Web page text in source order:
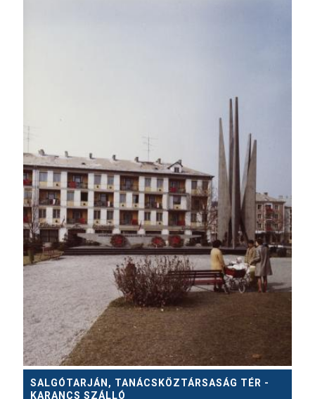
SALGÓTARJÁN, TANÁCSKÖZTÁRSASÁG TÉR -
KARANCS SZÁLLÓ